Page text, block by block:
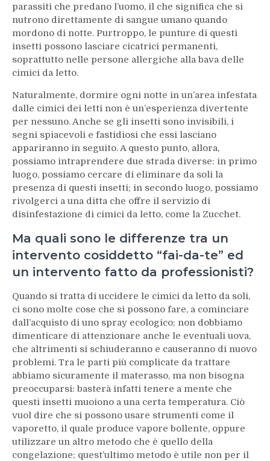
parassiti che predano l’uomo, il che significa che si
nutrono direttamente di sangue umano quando
mordono di notte. Purtroppo, le punture di questi
insetti possono lasciare cicatrici permanenti,
soprattutto nelle persone allergiche alla bava delle
cimici da letto.
Naturalmente, dormire ogni notte in un’area infestata
dalle cimici dei letti non è un’esperienza divertente
per nessuno. Anche se gli insetti sono invisibili, i
segni spiacevoli e fastidiosi che essi lasciano
appariranno in seguito. A questo punto, allora,
possiamo intraprendere due strada diverse: in primo
luogo, possiamo cercare di eliminare da soli la
presenza di questi insetti; in secondo luogo, possiamo
rivolgerci a una ditta che offre il servizio di
disinfestazione di cimici da letto, come la Zucchet.
Ma quali sono le differenze tra un
intervento cosiddetto “fai-da-te” ed
un intervento fatto da professionisti?
Quando si tratta di uccidere le cimici da letto da soli,
ci sono molte cose che si possono fare, a cominciare
dall’acquisto di uno spray ecologico; non dobbiamo
dimenticare di attenzionare anche le eventuali uova,
che altrimenti si schiuderanno e causeranno di nuovo
problemi. Tra le parti più complicate da trattare
abbiamo sicuramente il materasso, ma non bisogna
preoccuparsi: basterà infatti tenere a mente che
questi insetti muoiono a una certa temperatura. Ciò
vuol dire che si possono usare strumenti come il
vaporetto, il quale produce vapore bollente, oppure
utilizzare un altro metodo che è quello della
congelazione; quest’ultimo metodo è utile non per il